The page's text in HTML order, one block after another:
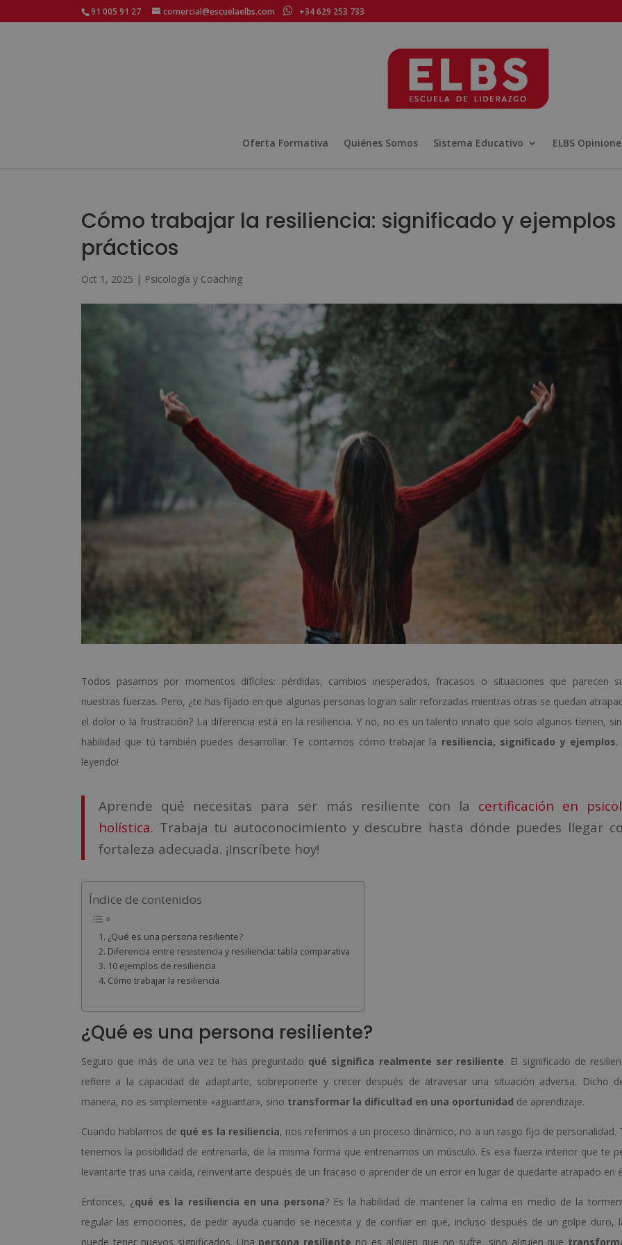
91 005 91 27 comercial@escuelaelbs.com +34 629 253 733
Oferta Formativa Quiénes Somos Sistema Educativo ELBS
Cómo trabajar la resiliencia: significado y ejemplos
prácticos
Oct 1, 2025 | Psicología y Coaching
Todos pasamos por momentos difíciles: pérdidas, cambios inesperados, fracasos o situaciones que parecen
nuestras fuerzas. Pero, ¿te has fijado en que algunas personas logran salir reforzadas mientras otras se quedan
el dolor o la frustración? La diferencia está en la resiliencia. Y no, no es un talento innato que solo algunos tienen,
habilidad que tú también puedes desarrollar. Te contamos cómo trabajar la resiliencia, significado y ejemplos.
leyendo!
Aprende qué necesitas para ser más resiliente con la certificación en
holística. Trabaja tu autoconocimiento y descubre hasta dónde puedes llegar
fortaleza adecuada. ¡Inscríbete hoy!
Índice de contenidos
¿Qué es una persona resiliente?
Diferencia entre resistencia y resiliencia: tabla comparativa
10 ejemplos de resiliencia
Cómo trabajar la resiliencia
¿Qué es una persona resiliente?
Seguro que más de una vez te has preguntado qué significa realmente ser resiliente. El significado de
refiere a la capacidad de adaptarte, sobreponerte y crecer después de atravesar una situación adversa. Dicho
manera, no es simplemente «aguantar», sino transformar la dificultad en una oportunidad de aprendizaje.
Cuando hablamos de qué es la resiliencia, nos referimos a un proceso dinámico, no a un rasgo fijo de personalidad.
tenemos la posibilidad de entrenarla, de la misma forma que entrenamos un músculo. Es esa fuerza interior que te
levantarte tras una caída, reinventarte después de un fracaso o aprender de un error en lugar de quedarte atrapado en
Entonces, ¿qué es la resiliencia en una persona? Es la habilidad de mantener la calma en medio de la
regular las emociones, de pedir ayuda cuando se necesita y de confiar en que, incluso después de un golpe duro,
puede tener nuevos significados. Una persona resiliente no es alguien que no sufre, sino alguien que